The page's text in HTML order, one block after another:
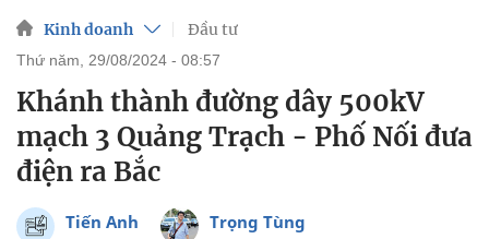
Kinh doanh Đầu tư
thứ năm, 29/08/2024 - 08:57
Khánh thành đường dây 500kV
mạch 3 Quảng Trạch - Phố Nối đưa
điện ra Bắc
Tiến Anh Trọng Tùng